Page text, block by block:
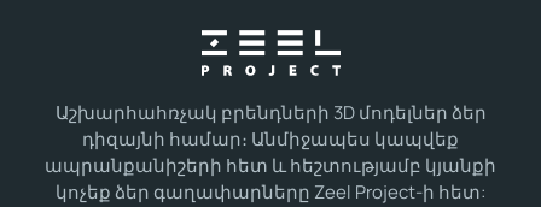
Աշխարհահռչակ բրենդների 3D մոդելներ ձեր
դիզայնի համար։ Անմիջապես կապվեք
ապրանքանիշերի հետ և հեշտությամբ կյանքի
կոչեք ձեր գաղափարները Zeel Project-ի հետ: